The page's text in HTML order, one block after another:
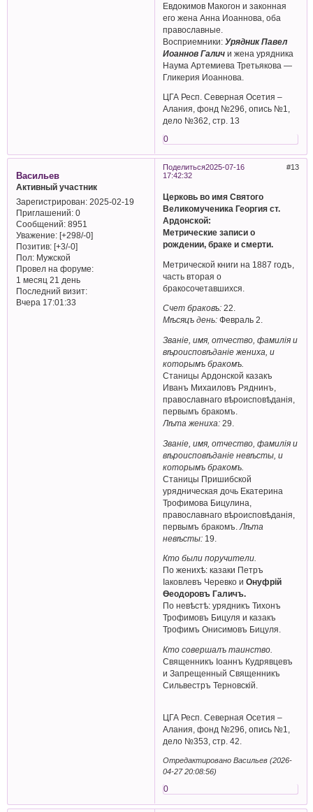
Евдокимов Макогон и законная
его жена Анна Иоаннова, оба
православные.
Восприемники:Урядник Павел
Иоаннов Галич и жена урядника
Наума Артемиева Третьякова —
Гликерия Иоаннова.
ЦГА Респ. Северная Осетия –
Алания, фонд №296, опись №1,
дело №362, стр. 13
0
Поделиться 13
2025-07-16
17:42:32
Васильев
Активный участник
Зарегистрирован: 2025-02-19
Приглашений:0
Сообщений:8951
Уважение: [+298/-0]
Позитив: [+3/-0]
Пол:Мужской
Провел на форуме:
1 месяц 21 день
Последний визит:
Вчера 17:01:33
Церковь во имя Святого
Великомученика Георгия ст.
Ардонской:
Метрические записи о
рождении, браке и смерти.
Метрической книги на 1887 годъ,
часть вторая о
бракосочетавшихся.
Счет браковъ: 22.
Мѣсяцъ день:Февраль 2.
Званіе, имя, отчество, фамилія и
вѣроисповѣданіе жениха, и
которымъ бракомъ.
Станицы Ардонской казакъ
Иванъ Михаиловъ Ряднинъ,
православнаго вѣроисповѣданія,
первымъ бракомъ.
Лѣта жениха: 29.
Званіе, имя, отчество, фамилія и
вѣроисповѣданіе невѣсты, и
которымъ бракомъ.
Станицы Пришибской
урядническая дочь Екатерина
Трофимова Бицулина,
православнаго вѣроисповѣданія,
первымъ бракомъ. Лѣта
невѣсты: 19.
Кто были поручители.
По женихѣ: казаки Петръ
Iаковлевъ Черевко иОнуфрiй
Ѳеодоровъ Галичъ.
По невѣстѣ: урядникъ Тихонъ
Трофимовъ Бицуля и казакъ
Трофимъ Онисимовъ Бицуля.
Кто совершалъ таинство.
Священникъ Іоаннъ Кудрявцевъ
и Запрещенный Священникъ
Сильвестръ Терновскій.
ЦГА Респ. Северная Осетия –
Алания, фонд №296, опись №1,
дело №353, стр. 42.
Отредактировано Васильев (2026-
04-27 20:08:56)
0